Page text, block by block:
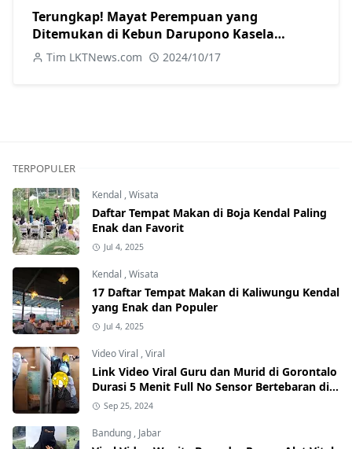
Terungkap! Mayat Perempuan yang
Ditemukan di Kebun Darupono Kasela
Ternyata Warga Brangsong
Tim LKTNews.com 2024/10/17
TERPOPULER
Kendal ,Wisata
Daftar Tempat Makan di Boja Kendal Paling
Enak dan Favorit
Jul 4, 2025
Kendal ,Wisata
17 Daftar Tempat Makan di Kaliwungu Kendal
yang Enak dan Populer
Jul 4, 2025
Video Viral ,Viral
Link Video Viral Guru dan Murid di Gorontalo
Durasi 5 Menit Full No Sensor Bertebaran di
Internet, Hati-Hati Phising!
Sep 25, 2024
Bandung , Jabar